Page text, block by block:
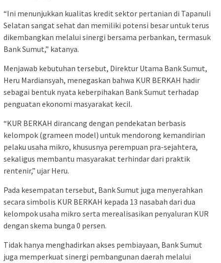
“Ini menunjukkan kualitas kredit sektor pertanian di Tapanuli
Selatan sangat sehat dan memiliki potensi besar untuk terus
dikembangkan melalui sinergi bersama perbankan, termasuk
Bank Sumut,” katanya.
Menjawab kebutuhan tersebut, Direktur Utama Bank Sumut,
Heru Mardiansyah, menegaskan bahwa KUR BERKAH hadir
sebagai bentuk nyata keberpihakan Bank Sumut terhadap
penguatan ekonomi masyarakat kecil.
“KUR BERKAH dirancang dengan pendekatan berbasis
kelompok (grameen model) untuk mendorong kemandirian
pelaku usaha mikro, khususnya perempuan pra-sejahtera,
sekaligus membantu masyarakat terhindar dari praktik
rentenir,” ujar Heru.
Pada kesempatan tersebut, Bank Sumut juga menyerahkan
secara simbolis KUR BERKAH kepada 13 nasabah dari dua
kelompok usaha mikro serta merealisasikan penyaluran KUR
dengan skema bunga 0 persen.
Tidak hanya menghadirkan akses pembiayaan, Bank Sumut
juga memperkuat sinergi pembangunan daerah melalui